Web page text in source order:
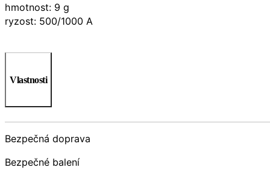
hmotnost: 9 g
ryzost: 500/1000 A
Vlastnosti
Bezpečná doprava
Bezpečné balení